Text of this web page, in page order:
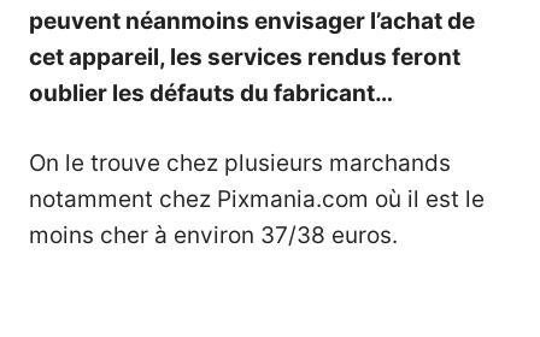
peuvent néanmoins envisager l’achat de
cet appareil, les services rendus feront
oublier les défauts du fabricant…
On le trouve chez plusieurs marchands
notamment chez Pixmania.com où il est le
moins cher à environ 37/38 euros.